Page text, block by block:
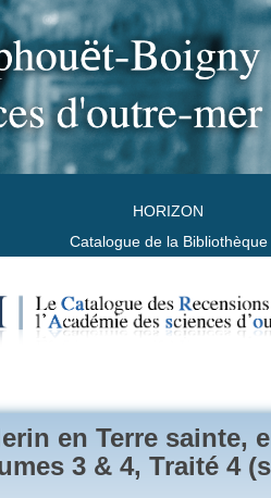
HORIZON
Catalogue de la Bibliothèque
en Terre sainte,
3 & 4, Traité 4